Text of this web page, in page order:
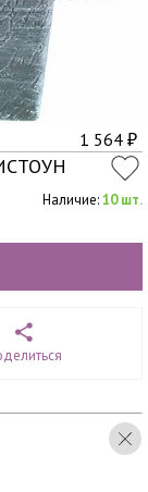
1 564 ₽
Наличие:10 шт.